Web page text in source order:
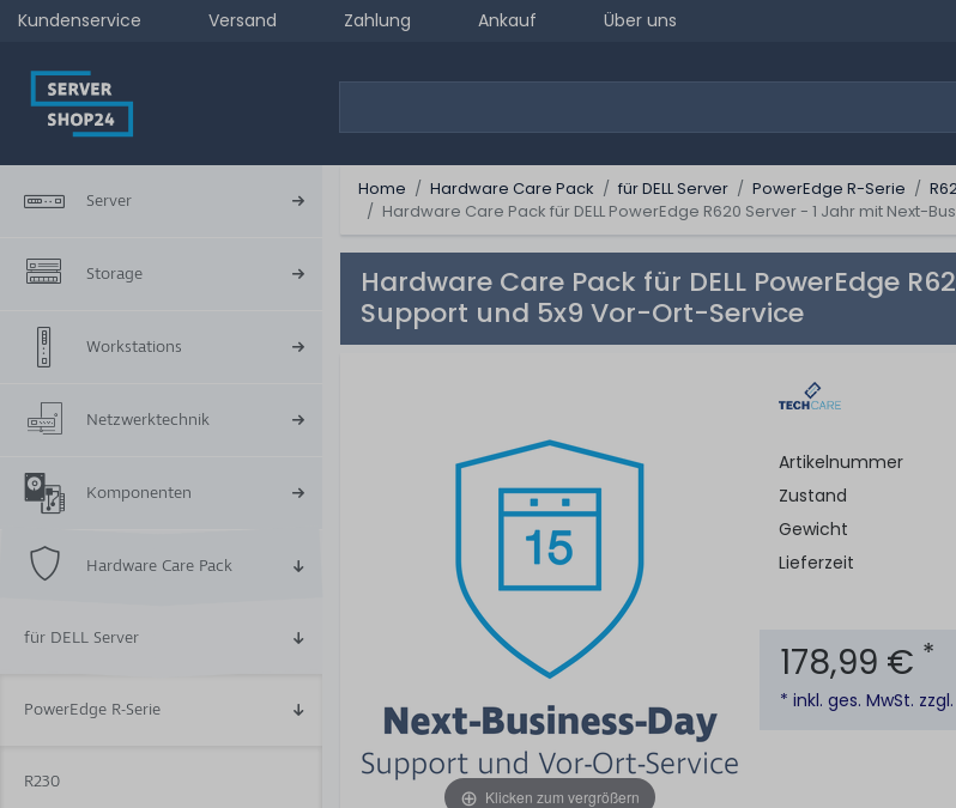
Kundenservice Versand Zahlung Ankauf Über uns
Server
Storage
Workstations
Netzwerktechnik
Komponenten
Hardware Care Pack
für DELL Server
PowerEdge R-Serie
R230
Home Hardware Care Pack für DELL Server PowerEdge R-Serie
Hardware Care Pack für DELL PowerEdge R620 Server - 1 Jahr mit Next-
Hardware Care Pack für DELL PowerEdge
Support und 5x9 Vor-Ort-Service
Klicken zum vergrößern
Artikelnummer
Zustand
Gewicht
Lieferzeit
178,99 € *
* inkl. ges. MwSt.